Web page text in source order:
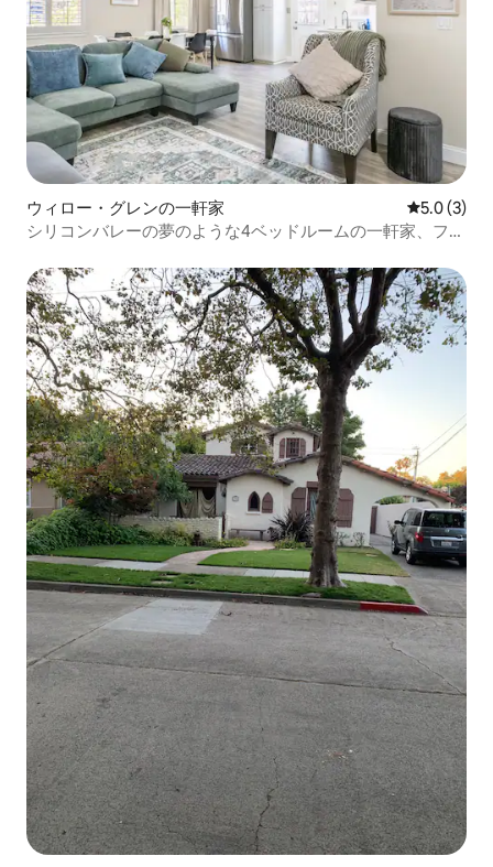
ウィロー・グレンの一軒家 レビュー3
5.0 (3)
シリコンバレーの夢のような4ベッドルームの一軒家、ファ